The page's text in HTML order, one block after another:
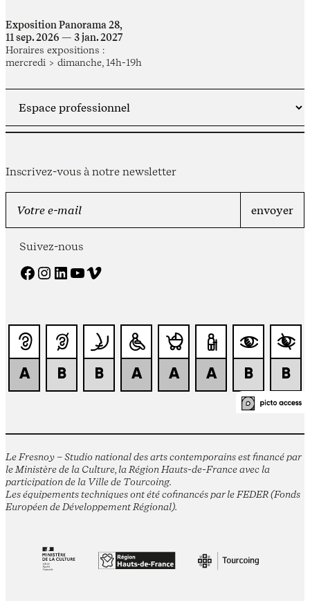
Exposition Panorama 28,
11 sep. 2026 — 3 jan. 2027
Horaires expositions :
mercredi > dimanche, 14h-19h
Inscrivez-vous à notre newsletter
Suivez-nous
Facebook Instagram LinkedIn YouTube Vimeo
Le Fresnoy – Studio national des arts contemporains est financé par
le Ministère de la Culture, la Région Hauts-de-France avec la
participation de la Ville de Tourcoing.
Les équipements techniques ont été cofinancés par le FEDER (Fonds
Européen de Développement Régional).